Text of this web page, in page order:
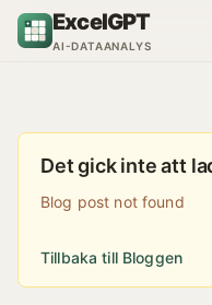
Hoppa till innehåll
ExcelGPT
AI-DATAANALYS
Det gick inte att
Blog post not found
Tillbaka till Bloggen